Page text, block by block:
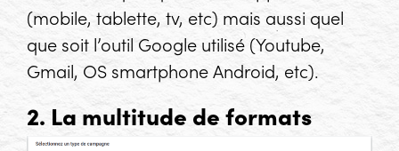
(mobile, tablette, tv, etc) mais aussi quel
que soit l’outil Google utilisé (Youtube,
Gmail, OS smartphone Android, etc).
2. La multitude de formats